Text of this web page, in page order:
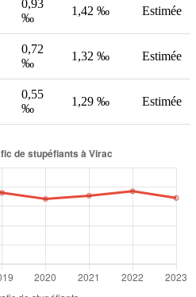
0,93
‰
1,42 ‰ Estimée
0,72
‰
1,32 ‰ Estimée
0,55
‰
1,29 ‰ Estimée